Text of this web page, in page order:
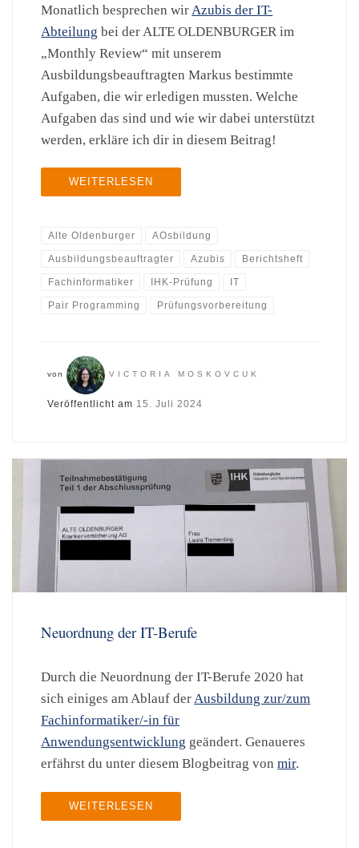
Monatlich besprechen wir Azubis der IT-
Abteilung bei der ALTE OLDENBURGER im
„Monthly Review“ mit unserem
Ausbildungsbeauftragten Markus bestimmte
Aufgaben, die wir erledigen mussten. Welche
Aufgaben das sind und wie wir dabei unterstützt
werden, erkläre ich dir in diesem Beitrag!
WEITERLESEN
Alte Oldenburger AOsbildung
Ausbildungsbeauftragter Azubis Berichtsheft
Fachinformatiker IHK-Prüfung IT
Pair Programming Prüfungsvorbereitung
von VICTORIA MOSKOVCUK
Veröffentlicht am 15. Juli 2024
Neuordnung der IT-Berufe
Durch die Neuordnung der IT-Berufe 2020 hat
sich einiges am Ablauf der Ausbildung zur/zum
Fachinformatiker/-in für
Anwendungsentwicklung geändert. Genaueres
erfährst du unter diesem Blogbeitrag vonmir.
WEITERLESEN